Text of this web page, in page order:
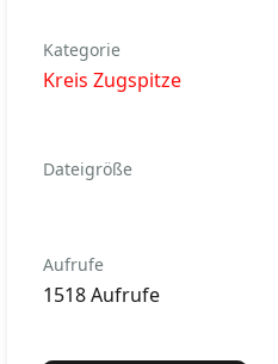
Kategorie
Kreis Zugspitze
Dateigröße
Aufrufe
1518 Aufrufe